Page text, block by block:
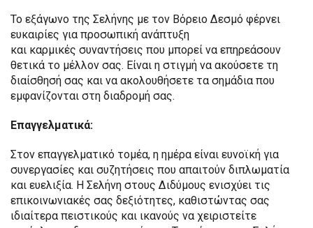
Το εξάγωνο της Σελήνης με τον Βόρειο Δεσμό φέρνει
ευκαιρίες για προσωπική ανάπτυξη
και καρμικές συναντήσεις που μπορεί να επηρεάσουν
θετικά το μέλλον σας. Είναι η στιγμή να ακούσετε τη
διαίσθησή σας και να ακολουθήσετε τα σημάδια που
εμφανίζονται στη διαδρομή σας.
Επαγγελματικά:
Στον επαγγελματικό τομέα, η ημέρα είναι ευνοϊκή για
συνεργασίες και συζητήσεις που απαιτούν διπλωματία
και ευελιξία. Η Σελήνη στους Διδύμους ενισχύει τις
επικοινωνιακές σας δεξιότητες, καθιστώντας σας
ιδιαίτερα πειστικούς και ικανούς να χειριστείτε